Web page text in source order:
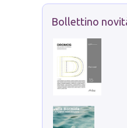
Bollettino